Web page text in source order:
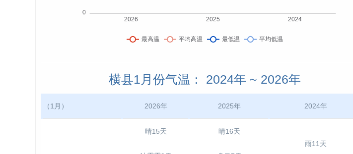
横县1月份气温： 2024年 ~ 2026年
（1月） 2026年 2025年 2024年
晴15天 晴16天
雨11天